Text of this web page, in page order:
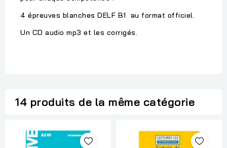
4 épreuves blanches DELF B1 au format officiel.
Un CD audio mp3 et les corrigés.
14 produits de la même catégorie